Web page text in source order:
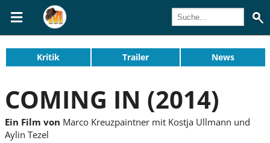
Kritik Trailer News
COMING IN (2014)
Ein Film von Marco Kreuzpaintner mit Kostja Ullmann und
Aylin Tezel